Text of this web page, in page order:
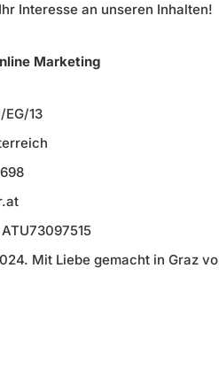
Interesse an unseren Inhalten!
Marketing
EG/13
ATU73097515
Mit Liebe gemacht in Graz